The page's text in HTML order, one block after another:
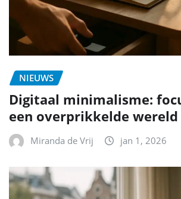
NIEUWS
Digitaal minimalisme:
een overprikkelde wereld
Miranda de Vrij jan 1, 2026